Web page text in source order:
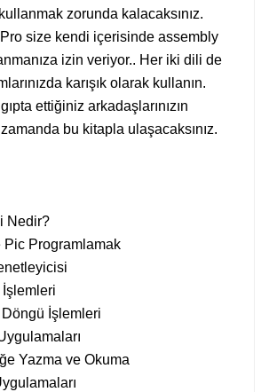
zorunda kalacaksınız.
size kendi içerisinde assembly
izin veriyor.. Her iki dili de
karışık olarak kullanın.
ettiğiniz arkadaşlarınızın
bu kitapla ulaşacaksınız.
Nedir?
Pic Programlamak
İşlemleri
İşlemleri
Yazma ve Okuma